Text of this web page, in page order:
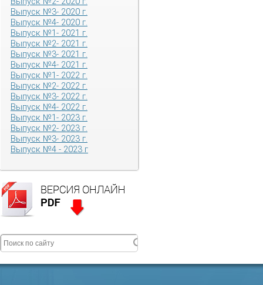
Выпуск №3- 2020 г.
Выпуск №4- 2020 г.
Выпуск №1- 2021 г.
Выпуск №2- 2021 г.
Выпуск №3- 2021 г.
Выпуск №4- 2021 г.
Выпуск №1- 2022 г.
Выпуск №2- 2022 г.
Выпуск №3- 2022 г.
Выпуск №4- 2022 г.
Выпуск №1- 2023 г.
Выпуск №2- 2023 г.
Выпуск №3- 2023 г.
Выпуск №4 - 2023 г